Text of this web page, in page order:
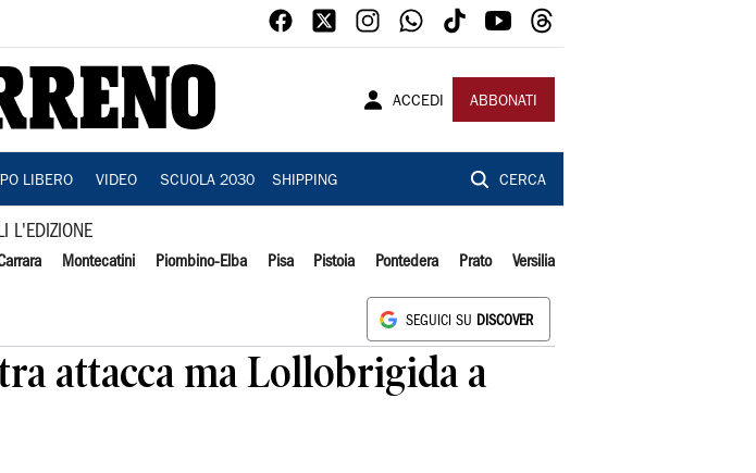
ACCEDI ABBONATI
LIBERO VIDEO SCUOLA 2030 SHIPPING CERCA
L'EDIZIONE
Montecatini Piombino-Elba Pisa Pistoia Pontedera Prato Versilia
SEGUICI SU DISCOVER
attacca ma Lollobrigida a